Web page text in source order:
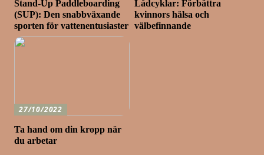
Stand-Up Paddleboarding
(SUP): Den snabbväxande
sporten för vattenentusiaster
Lådcyklar: Förbättra
kvinnors hälsa och
välbefinnande
27/10/2022
Ta hand om din kropp när
du arbetar